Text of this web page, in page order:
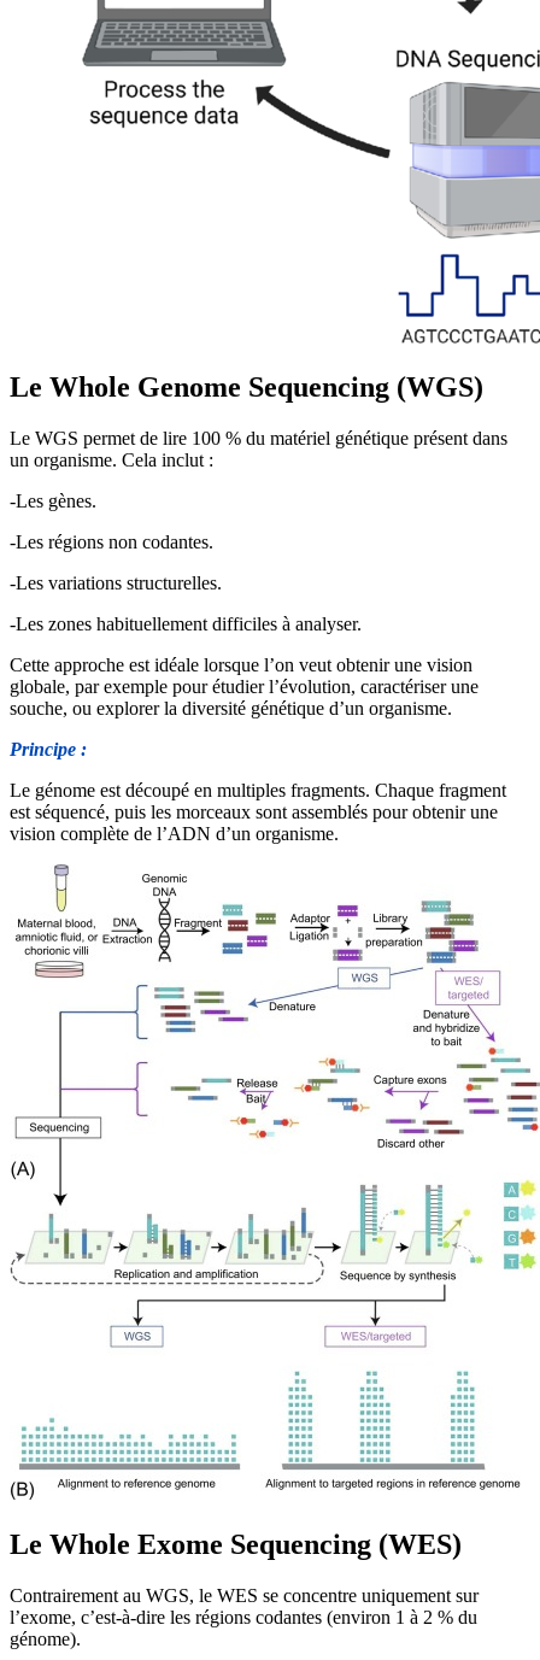
Le Whole Genome Sequencing (WGS)
Le WGS permet de lire 100 % du matériel génétique présent dans
un organisme. Cela inclut :
-Les gènes.
-Les régions non codantes.
-Les variations structurelles.
-Les zones habituellement difficiles à analyser.
Cette approche est idéale lorsque l’on veut obtenir une vision
globale, par exemple pour étudier l’évolution, caractériser une
souche, ou explorer la diversité génétique d’un organisme.
Principe :
Le génome est découpé en multiples fragments. Chaque fragment
est séquencé, puis les morceaux sont assemblés pour obtenir une
vision complète de l’ADN d’un organisme.
Le Whole Exome Sequencing (WES)
Contrairement au WGS, le WES se concentre uniquement sur
l’exome, c’est-à-dire les régions codantes (environ 1 à 2 % du
génome).